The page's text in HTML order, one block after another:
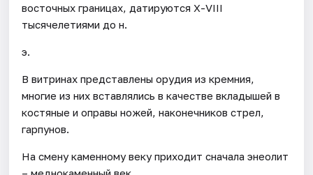
восточных границах, датируются Х-VIII
тысячелетиями до н.
э.
В витринах представлены орудия из кремния,
многие из них вставлялись в качестве вкладышей в
костяные и оправы ножей, наконечников стрел,
гарпунов.
На смену каменному веку приходит сначала энеолит